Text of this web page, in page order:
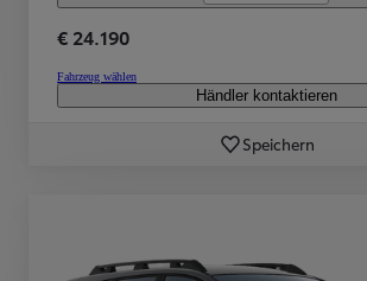
€ 24.190
Fahrzeug wählen
Händler kontaktieren
Speichern